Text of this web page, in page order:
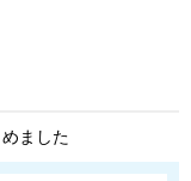
ました